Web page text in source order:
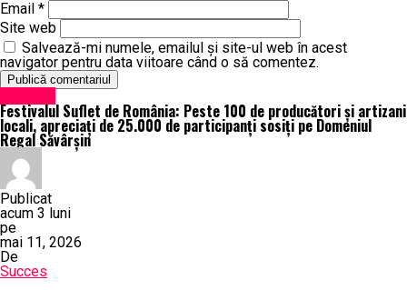
Email *
Site web
Salvează-mi numele, emailul și site-ul web în acest
navigator pentru data viitoare când o să comentez.
Festivalul Suflet de România: Peste 100 de producători și artizani
locali, apreciați de 25.000 de participanți sosiți pe Domeniul
Regal Săvârșin
Publicat
acum 3 luni
pe
mai 11, 2026
De
Succes